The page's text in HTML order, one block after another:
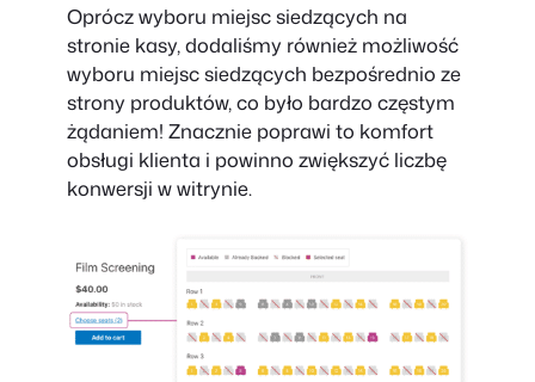
Oprócz wyboru miejsc siedzących na
stronie kasy, dodaliśmy również możliwość
wyboru miejsc siedzących bezpośrednio ze
strony produktów, co było bardzo częstym
żądaniem! Znacznie poprawi to komfort
obsługi klienta i powinno zwiększyć liczbę
konwersji w witrynie.